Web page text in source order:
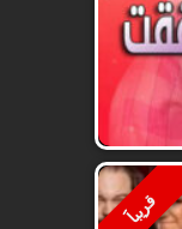
قريباََ